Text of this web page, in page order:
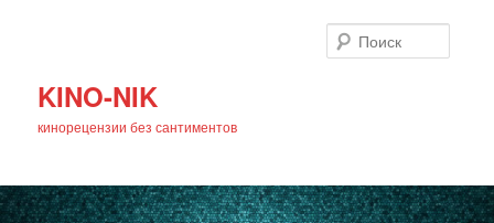
KINO-NIK
кинорецензии без сантиментов